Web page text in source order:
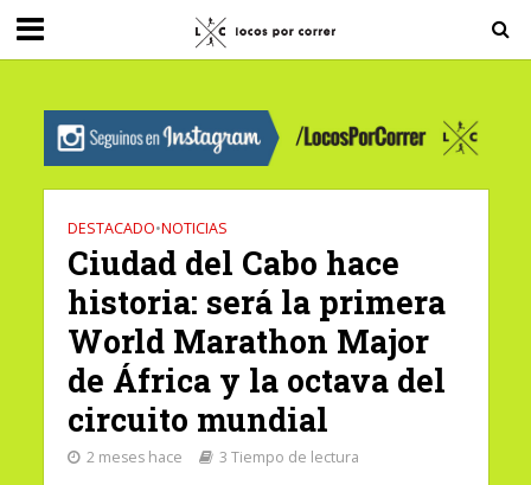
G-0X2PD3RFLV
DESTACADO•NOTICIAS
Ciudad del Cabo hace
historia: será la primera
World Marathon Major
de África y la octava del
circuito mundial
2 meses hace 3 Tiempo de lectura